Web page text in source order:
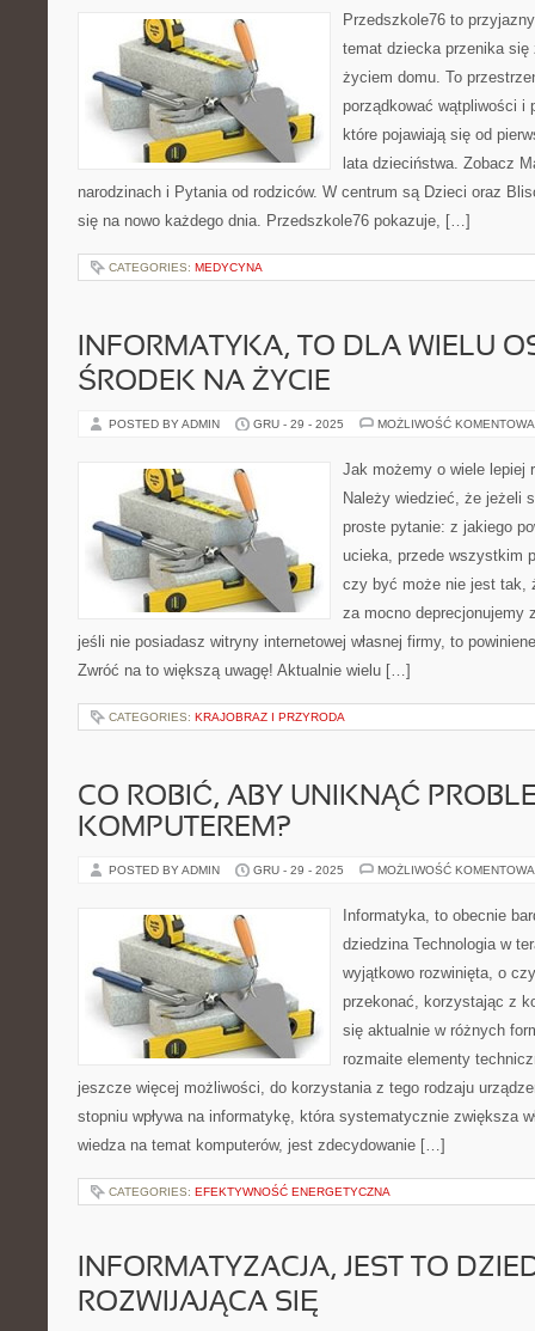
Przedszkole76 to
temat dziecka przenika
życiem domu. To
porządkować wątpliwości i
które pojawiają się od
lata dzieciństwa. Zobacz
narodzinach i Pytania od rodziców. W centrum są Dzieci oraz
się na nowo każdego dnia. Przedszkole76 pokazuje, […]
CATEGORIES: MEDYCYNA
INFORMATYKA, TO DLA WIELU
ŚRODEK NA ŻYCIE
POSTED BY ADMIN GRU - 29 - 2025 MOŻLIWOŚĆ
Jak możemy o wiele lepiej
Należy wiedzieć, że jeżeli
proste pytanie: z jakiego
ucieka, przede wszystkim
czy być może nie jest tak,
za mocno deprecjonujemy
jeśli nie posiadasz witryny internetowej własnej firmy, to
Zwróć na to większą uwagę! Aktualnie wielu […]
CATEGORIES: KRAJOBRAZ I PRZYRODA
CO ROBIĆ, ABY UNIKNĄĆ
KOMPUTEREM?
POSTED BY ADMIN GRU - 29 - 2025 MOŻLIWOŚĆ
Informatyka, to obecnie
dziedzina Technologia w
wyjątkowo rozwinięta, o
przekonać, korzystając z
się aktualnie w różnych
rozmaite elementy
jeszcze więcej możliwości, do korzystania z tego rodzaju
stopniu wpływa na informatykę, która systematycznie zwiększa
wiedza na temat komputerów, jest zdecydowanie […]
CATEGORIES: EFEKTYWNOŚĆ ENERGETYCZNA
INFORMATYZACJA, JEST TO
ROZWIJAJĄCA SIĘ